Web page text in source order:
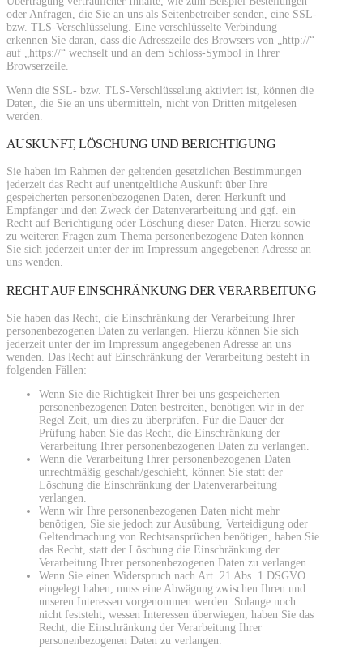
oder Anfragen, die Sie an uns als Seitenbetreiber senden, eine SSL-
bzw. TLS-Verschlüsselung. Eine verschlüsselte Verbindung
erkennen Sie daran, dass die Adresszeile des Browsers von „http://“
auf „https://“ wechselt und an dem Schloss-Symbol in Ihrer
Browserzeile.
Wenn die SSL- bzw. TLS-Verschlüsselung aktiviert ist, können die
Daten, die Sie an uns übermitteln, nicht von Dritten mitgelesen
werden.
AUSKUNFT, LÖSCHUNG UND BERICHTIGUNG
Sie haben im Rahmen der geltenden gesetzlichen Bestimmungen
jederzeit das Recht auf unentgeltliche Auskunft über Ihre
gespeicherten personenbezogenen Daten, deren Herkunft und
Empfänger und den Zweck der Datenverarbeitung und ggf. ein
Recht auf Berichtigung oder Löschung dieser Daten. Hierzu sowie
zu weiteren Fragen zum Thema personenbezogene Daten können
Sie sich jederzeit unter der im Impressum angegebenen Adresse an
uns wenden.
RECHT AUF EINSCHRÄNKUNG DER VERARBEITUNG
Sie haben das Recht, die Einschränkung der Verarbeitung Ihrer
personenbezogenen Daten zu verlangen. Hierzu können Sie sich
jederzeit unter der im Impressum angegebenen Adresse an uns
wenden. Das Recht auf Einschränkung der Verarbeitung besteht in
folgenden Fällen:
Wenn Sie die Richtigkeit Ihrer bei uns gespeicherten
personenbezogenen Daten bestreiten, benötigen wir in der
Regel Zeit, um dies zu überprüfen. Für die Dauer der
Prüfung haben Sie das Recht, die Einschränkung der
Verarbeitung Ihrer personenbezogenen Daten zu verlangen.
Wenn die Verarbeitung Ihrer personenbezogenen Daten
unrechtmäßig geschah/geschieht, können Sie statt der
Löschung die Einschränkung der Datenverarbeitung
verlangen.
Wenn wir Ihre personenbezogenen Daten nicht mehr
benötigen, Sie sie jedoch zur Ausübung, Verteidigung oder
Geltendmachung von Rechtsansprüchen benötigen, haben Sie
das Recht, statt der Löschung die Einschränkung der
Verarbeitung Ihrer personenbezogenen Daten zu verlangen.
Wenn Sie einen Widerspruch nach Art. 21 Abs. 1 DSGVO
eingelegt haben, muss eine Abwägung zwischen Ihren und
unseren Interessen vorgenommen werden. Solange noch
nicht feststeht, wessen Interessen überwiegen, haben Sie das
Recht, die Einschränkung der Verarbeitung Ihrer
personenbezogenen Daten zu verlangen.